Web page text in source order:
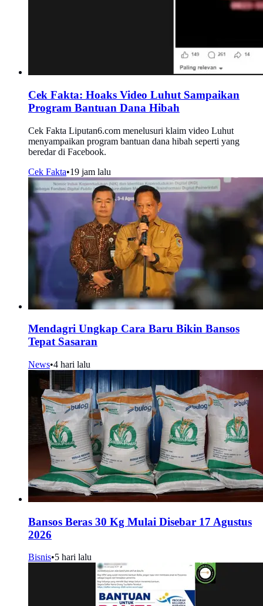
Cek Fakta: Hoaks Video Luhut Sampaikan
Program Bantuan Dana Hibah
Cek Fakta Liputan6.com menelusuri klaim video Luhut
menyampaikan program bantuan dana hibah seperti yang
beredar di Facebook.
Cek Fakta•19 jam lalu
Mendagri Ungkap Cara Baru Bikin Bansos
Tepat Sasaran
News•4 hari lalu
Bansos Beras 30 Kg Mulai Disebar 17 Agustus
2026
Bisnis•5 hari lalu